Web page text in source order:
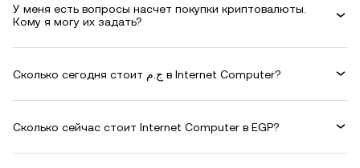
У меня есть вопросы насчет покупки криптовалюты.
Кому я могу их задать?
Сколько сегодня стоит ج.م в Internet Computer?
Сколько сейчас стоит Internet Computer в EGP?